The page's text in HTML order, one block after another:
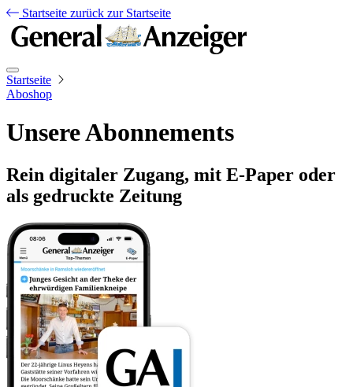
Startseite zurück zur Startseite
Startseite
Aboshop
Unsere Abonnements
Rein digitaler Zugang, mit E-Paper oder
als gedruckte Zeitung